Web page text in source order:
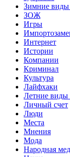
Зимние виды
ЗОЖ
Игры
Интернет
Истории
Компании
Криминал
Культура
Лайфхаки
Летние виды
Личный счет
Люди
Места
Мнения
Мода
Народная